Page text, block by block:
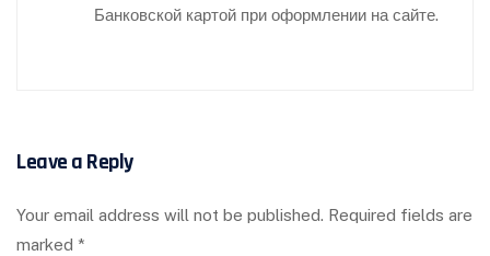
Банковской картой при оформлении на сайте.
Leave a Reply
Your email address will not be published. Required fields are
marked *